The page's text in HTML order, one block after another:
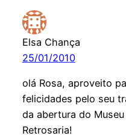
Elsa Chança
25/01/2010
olá Rosa, aproveito
felicidades pelo seu
da abertura do
Retrosaria!